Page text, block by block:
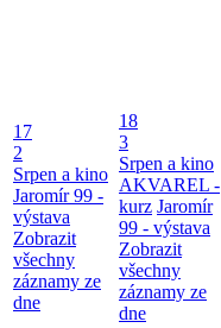
17
2
Srpen a kino
Jaromír 99 -
výstava
Zobrazit
všechny
záznamy ze
dne
18
3
Srpen a kino
AKVAREL -
kurz Jaromír
99 - výstava
Zobrazit
všechny
záznamy ze
dne